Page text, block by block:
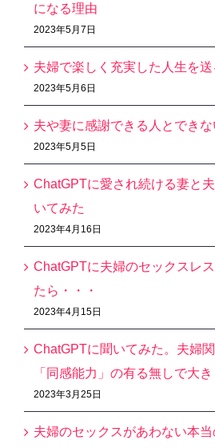
になる理由
2023年5月7日
夫婦で楽しく充実した人生を
2023年5月6日
夫や妻に感謝できる人とでき
2023年5月5日
ChatGPTに愛され続ける妻と
いてみた
2023年4月16日
ChatGPTに夫婦のセックスレ
たら・・・
2023年4月15日
ChatGPTに聞いてみた。夫婦
「同感能力」の有る無しで大
2023年3月25日
夫婦のセックスがあわない本当